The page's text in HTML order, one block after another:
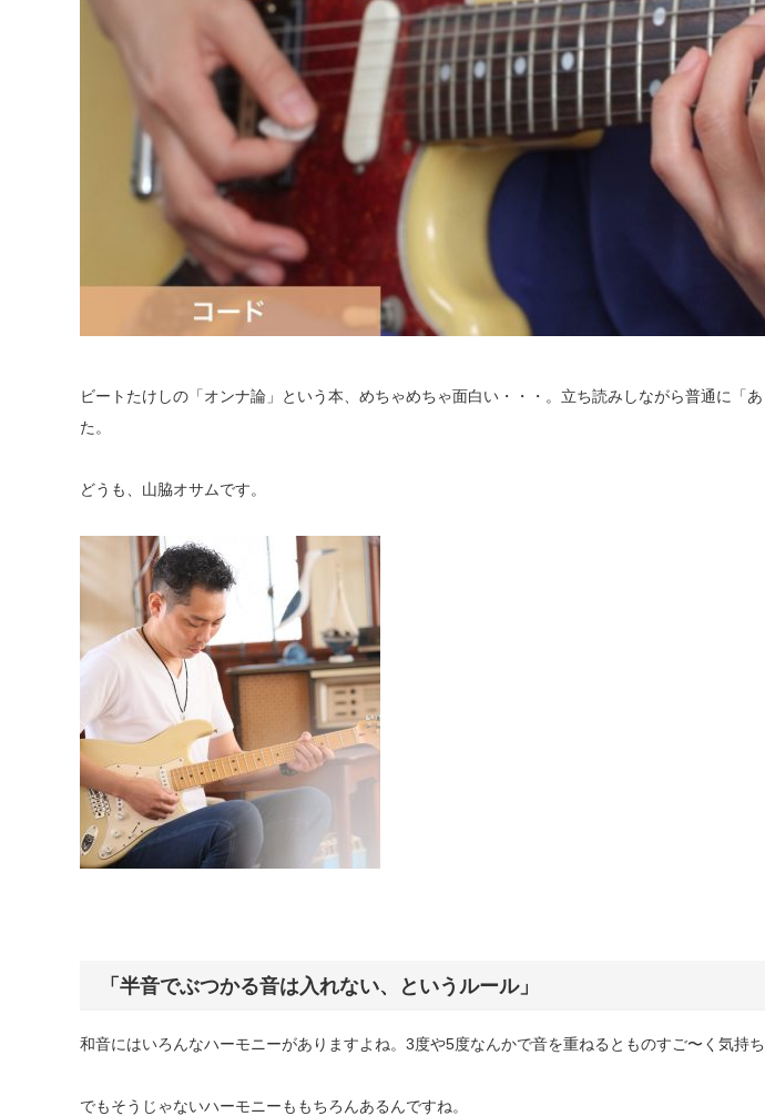
ビートたけしの「オンナ論」という本、めちゃめちゃ面白い・・・。立ち読みしながら普通に「
た。
どうも、山脇オサムです。
「半音でぶつかる音は入れない、というルール」
和音にはいろんなハーモニーがありますよね。3度や5度なんかで音を重ねるとものすご〜く気持
でもそうじゃないハーモニーももちろんあるんですね。